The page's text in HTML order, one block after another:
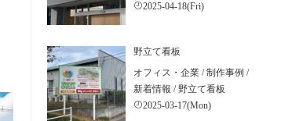
2025-04-18(Fri)
野立て看板
オフィス・企業 /制作事例 /
新着情報 /野立て看板
2025-03-17(Mon)